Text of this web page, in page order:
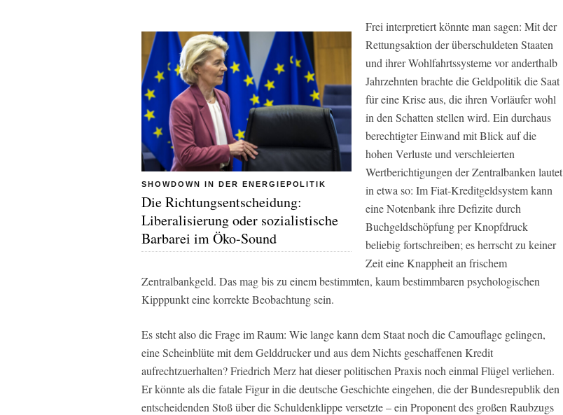
SHOWDOWN IN DER ENERGIEPOLITIK
Die Richtungsentscheidung:
Liberalisierung oder sozialistische
Barbarei im Öko-Sound
Frei interpretiert könnte man sagen: Mit der
Rettungsaktion der überschuldeten Staaten
und ihrer Wohlfahrtssysteme vor anderthalb
Jahrzehnten brachte die Geldpolitik die Saat
für eine Krise aus, die ihren Vorläufer wohl
in den Schatten stellen wird. Ein durchaus
berechtigter Einwand mit Blick auf die
hohen Verluste und verschleierten
Wertberichtigungen der Zentralbanken lautet
in etwa so: Im Fiat‑Kreditgeldsystem kann
eine Notenbank ihre Defizite durch
Buchgeldschöpfung per Knopfdruck
beliebig fortschreiben; es herrscht zu keiner
Zeit eine Knappheit an frischem
Zentralbankgeld. Das mag bis zu einem bestimmten, kaum bestimmbaren psychologischen
Kipppunkt eine korrekte Beobachtung sein.
Es steht also die Frage im Raum: Wie lange kann dem Staat noch die Camouflage gelingen,
eine Scheinblüte mit dem Gelddrucker und aus dem Nichts geschaffenen Kredit
aufrechtzuerhalten? Friedrich Merz hat dieser politischen Praxis noch einmal Flügel verliehen.
Er könnte als die fatale Figur in die deutsche Geschichte eingehen, die der Bundesrepublik den
entscheidenden Stoß über die Schuldenklippe versetzte – ein Proponent des großen Raubzugs